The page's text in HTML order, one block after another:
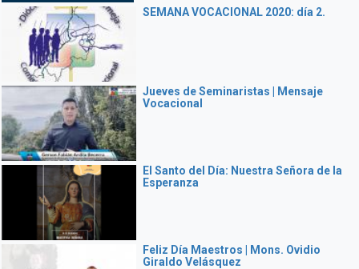
SEMANA VOCACIONAL 2020: día 2.
Jueves de Seminaristas | Mensaje
Vocacional
El Santo del Día: Nuestra Señora de la
Esperanza
Feliz Día Maestros | Mons. Ovidio
Giraldo Velásquez